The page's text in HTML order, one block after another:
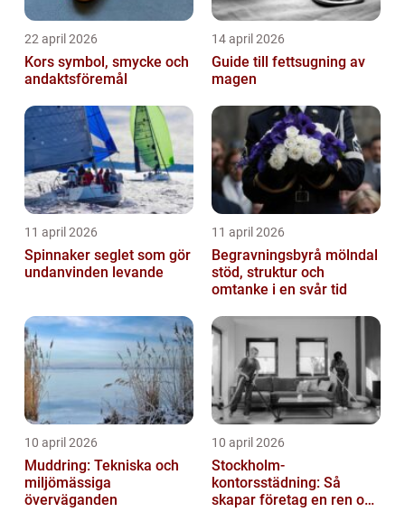
22 april 2026
Kors symbol, smycke och
andaktsföremål
14 april 2026
Guide till fettsugning av
magen
11 april 2026
Spinnaker seglet som gör
undanvinden levande
11 april 2026
Begravningsbyrå mölndal
stöd, struktur och
omtanke i en svår tid
10 april 2026
Muddring: Tekniska och
miljömässiga
överväganden
10 april 2026
Stockholm-
kontorsstädning: Så
skapar företag en ren och